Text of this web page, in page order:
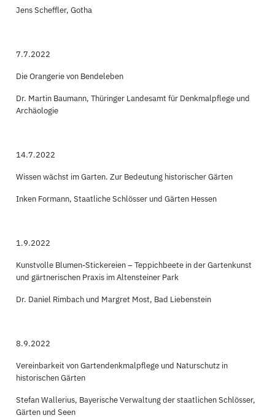
Jens Scheffler, Gotha
7.7.2022
Die Orangerie von Bendeleben
Dr. Martin Baumann, Thüringer Landesamt für Denkmalpflege und
Archäologie
14.7.2022
Wissen wächst im Garten. Zur Bedeutung historischer Gärten
Inken Formann, Staatliche Schlösser und Gärten Hessen
1.9.2022
Kunstvolle Blumen-Stickereien – Teppichbeete in der Gartenkunst
und gärtnerischen Praxis im Altensteiner Park
Dr. Daniel Rimbach und Margret Most, Bad Liebenstein
8.9.2022
Vereinbarkeit von Gartendenkmalpflege und Naturschutz in
historischen Gärten
Stefan Wallerius, Bayerische Verwaltung der staatlichen Schlösser,
Gärten und Seen